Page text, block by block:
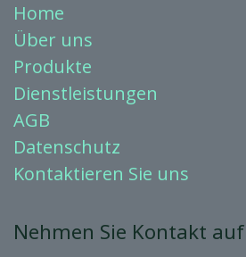
Home
Über uns
Produkte
Dienstleistungen
AGB
Datenschutz
Kontaktieren Sie uns
Nehmen Sie Kontakt auf